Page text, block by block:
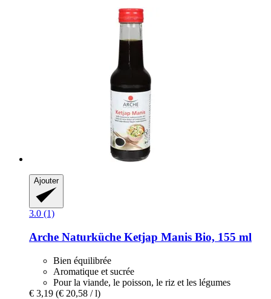
Ajouter
3.0 (1)
Arche Naturküche Ketjap Manis Bio, 155 ml
Bien équilibrée
Aromatique et sucrée
Pour la viande, le poisson, le riz et les légumes
€ 3,19 (€ 20,58 / l)